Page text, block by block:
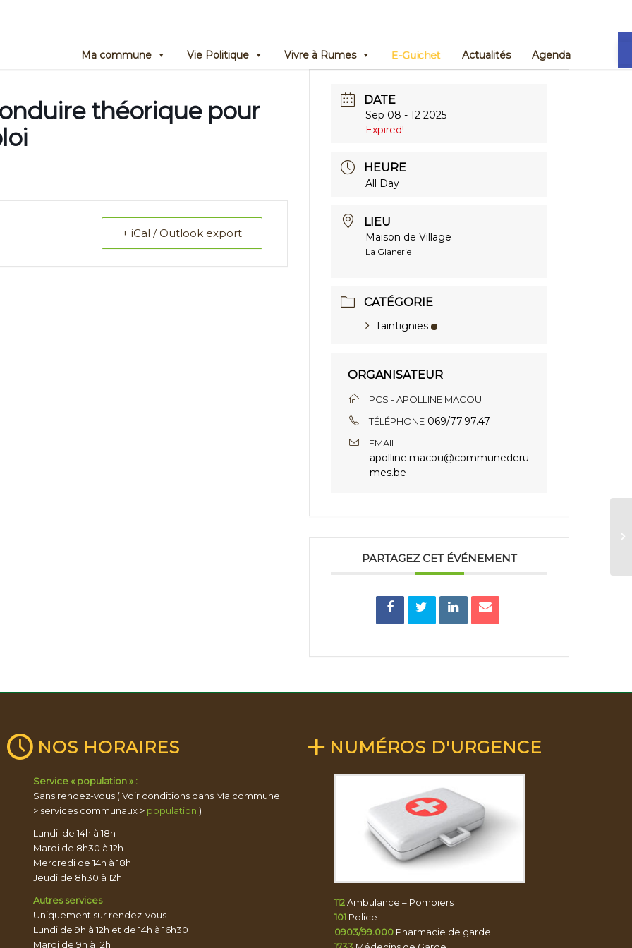
Ma commune Vie Politique Vivre à Rumes E-Guichet Actualités Agenda
théorique pour
+ iCal / Outlook export
DATE
Sep 08 - 12 2025
Expired!
HEURE
All Day
LIEU
Maison de Village
La Glanerie
CATÉGORIE
Taintignies
ORGANISATEUR
PCS - APOLLINE MACOU
TÉLÉPHONE 069/77.97.47
EMAIL
apolline.macou@communederu
mes.be
PARTAGEZ CET ÉVÉNEMENT
NOS HORAIRES
Service « population » :
Sans rendez-vous ( Voir conditions dans Ma commune
> services communaux > population )
Lundi de 14h à 18h
Mardi de 8h30 à 12h
Mercredi de 14h à 18h
Jeudi de 8h30 à 12h
Autres services
Uniquement sur rendez-vous
Lundi de 9h à 12h et de 14h à 16h30
Mardi de 9h à 12h
NUMÉROS D'URGENCE
112Ambulance – Pompiers
101 Police
0903/99.000 Pharmacie de garde